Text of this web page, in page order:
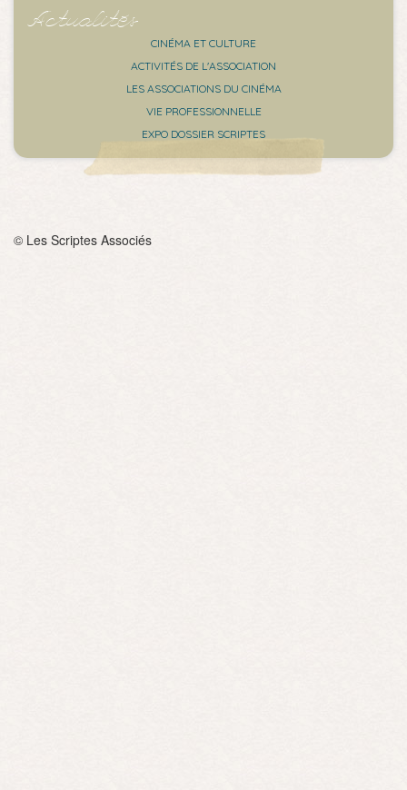
Actualités
CINÉMA ET CULTURE
ACTIVITÉS DE L'ASSOCIATION
LES ASSOCIATIONS DU CINÉMA
VIE PROFESSIONNELLE
EXPO DOSSIER SCRIPTES
© Les Scriptes Associés